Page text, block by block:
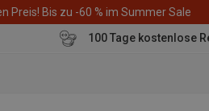
Preis! Bis zu -60 % im Summer Sale
100 Tage kostenlose